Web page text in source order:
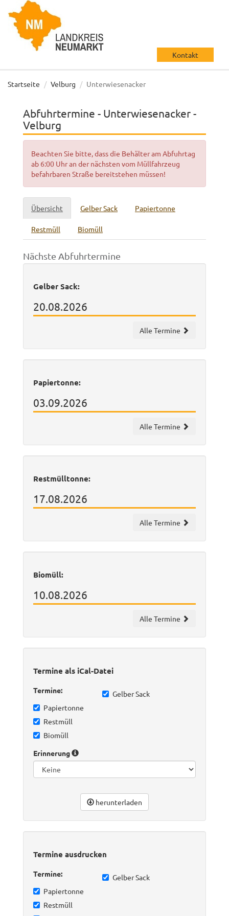
Kontakt
Startseite Velburg Unterwiesenacker
Abfuhrtermine - Unterwiesenacker -
Velburg
Beachten Sie bitte, dass die Behälter am Abfuhrtag
ab 6:00 Uhr an der nächsten vom Müllfahrzeug
befahrbaren Straße bereitstehen müssen!
Übersicht Gelber Sack Papiertonne
Restmüll Biomüll
Nächste Abfuhrtermine
Gelber Sack:
20.08.2026
Alle Termine
Papiertonne:
03.09.2026
Alle Termine
Restmülltonne:
17.08.2026
Alle Termine
Biomüll:
10.08.2026
Alle Termine
Termine als iCal-Datei
Termine:
Gelber Sack
Papiertonne
Restmüll
Biomüll
Erinnerung
herunterladen
Termine ausdrucken
Termine:
Gelber Sack
Papiertonne
Restmüll